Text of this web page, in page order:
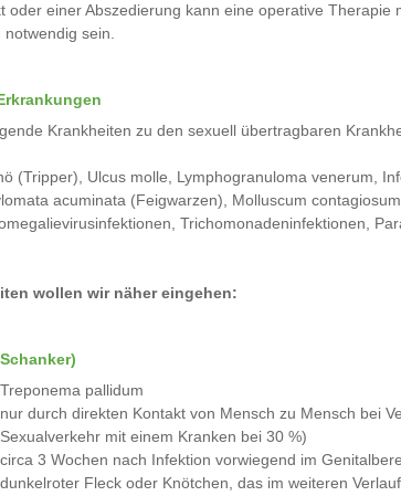
oder einer Abszedierung kann eine operative Therapie
sein.
Krankheiten zu den sexuell übertragbaren
(Tripper), Ulcus molle, Lymphogranuloma venerum,
acuminata (Feigwarzen), Molluscum
Trichomonadeninfektionen,
wollen wir näher eingehen:
Treponema pallidum
nur durch direkten Kontakt von Mensch zu Mensch bei
Sexualverkehr mit einem Kranken bei 30 %)
circa 3 Wochen nach Infektion vorwiegend im
dunkelroter Fleck oder Knötchen, das im weiteren